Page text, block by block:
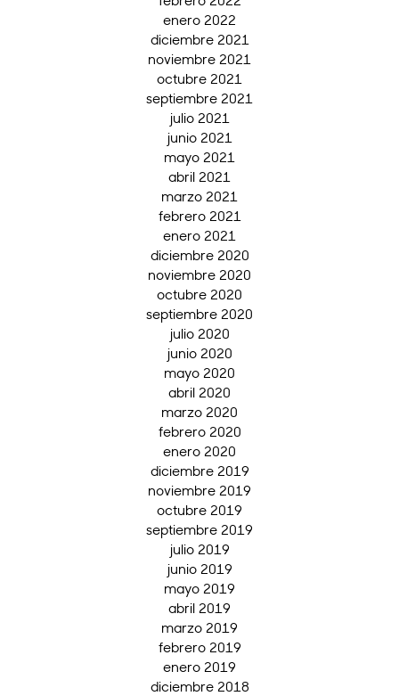
enero 2022
diciembre 2021
noviembre 2021
octubre 2021
septiembre 2021
julio 2021
junio 2021
mayo 2021
abril 2021
marzo 2021
febrero 2021
enero 2021
diciembre 2020
noviembre 2020
octubre 2020
septiembre 2020
julio 2020
junio 2020
mayo 2020
abril 2020
marzo 2020
febrero 2020
enero 2020
diciembre 2019
noviembre 2019
octubre 2019
septiembre 2019
julio 2019
junio 2019
mayo 2019
abril 2019
marzo 2019
febrero 2019
enero 2019
diciembre 2018